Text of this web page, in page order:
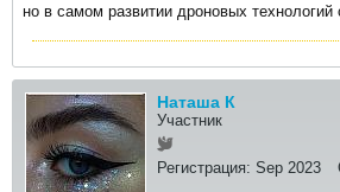
но в самом развитии дроновых
Наташа К
Участник
Регистрация: Sep 2023